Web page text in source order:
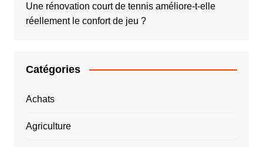
Une rénovation court de tennis améliore-t-elle
réellement le confort de jeu ?
Catégories
Achats
Agriculture